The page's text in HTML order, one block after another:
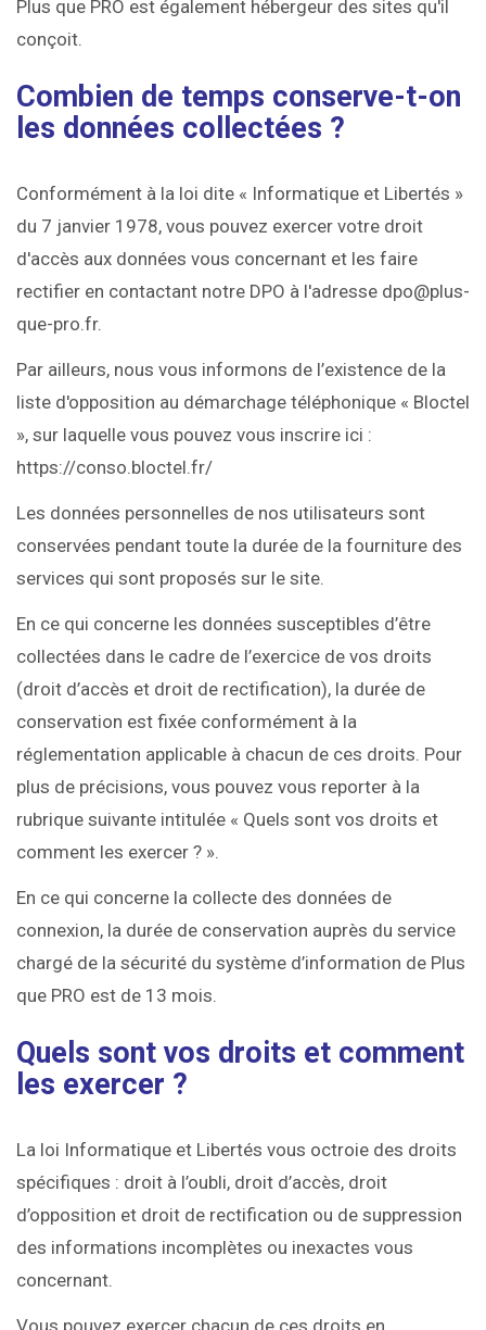
Plus que PRO est également hébergeur des sites qu'il
conçoit.
Combien de temps conserve-t-on
les données collectées ?
Conformément à la loi dite « Informatique et Libertés »
du 7 janvier 1978, vous pouvez exercer votre droit
d'accès aux données vous concernant et les faire
rectifier en contactant notre DPO à l'adresse dpo@plus-
que-pro.fr.
Par ailleurs, nous vous informons de l’existence de la
liste d'opposition au démarchage téléphonique « Bloctel
», sur laquelle vous pouvez vous inscrire ici :
https://conso.bloctel.fr/
Les données personnelles de nos utilisateurs sont
conservées pendant toute la durée de la fourniture des
services qui sont proposés sur le site.
En ce qui concerne les données susceptibles d’être
collectées dans le cadre de l’exercice de vos droits
(droit d’accès et droit de rectification), la durée de
conservation est fixée conformément à la
réglementation applicable à chacun de ces droits. Pour
plus de précisions, vous pouvez vous reporter à la
rubrique suivante intitulée « Quels sont vos droits et
comment les exercer ? ».
En ce qui concerne la collecte des données de
connexion, la durée de conservation auprès du service
chargé de la sécurité du système d’information de Plus
que PRO est de 13 mois.
Quels sont vos droits et comment
les exercer ?
La loi Informatique et Libertés vous octroie des droits
spécifiques : droit à l’oubli, droit d’accès, droit
d’opposition et droit de rectification ou de suppression
des informations incomplètes ou inexactes vous
concernant.
Vous pouvez exercer chacun de ces droits en